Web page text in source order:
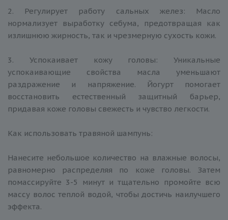
2. Регулирует работу сальных желез: Масло
нормализует выработку себума, предотвращая как
излишнюю жирность, так и чрезмерную сухость кожи.
3. Успокаивает кожу головы: Уникальные
успокаивающие свойства масла уменьшают
раздражение и напряжение. Йогурт помогает
восстановить естественный защитный барьер,
придавая коже головы свежесть и чувство легкости.
Как использовать травяной шампунь:
Нанесите небольшое количество на влажные волосы,
равномерно распределяя по коже головы. Затем
помассируйте 3-5 минут и тщательно промойте всю
массу волос теплой водой, чтобы достичь наилучшего
эффекта.